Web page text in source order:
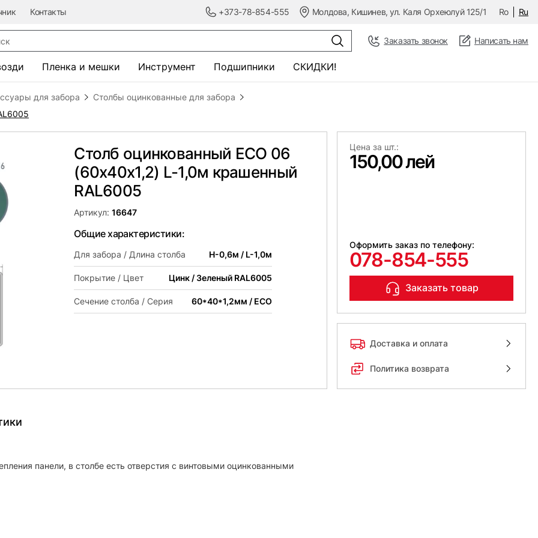
Контакты +373-78-854-555 Молдова, Кишинев, ул. Каля Орхеюлуй 125/1 Ro Ru
Заказать звонок Написать нам
Пленка и мешки Инструмент Подшипники СКИДКИ!
для забора
Столбы оцинкованные для забора
Столб оцинкованный ЕСО 06
(60х40x1,2) L-1,0м крашенный
RAL6005
Артикул:16647
Общие характеристики:
Для забора / Длина столба H-0,6м / L-1,0м
Покрытие / Цвет Цинк / Зеленый RAL6005
Сечение столба / Серия 60*40*1,2мм / ECO
Цена за шт.:
150,00 лей
Оформить заказ по телефону:
078-854-555
Заказать товар
Доставка и оплата
Политика возврата
панели, в столбе есть отверстия с винтовыми оцинкованными